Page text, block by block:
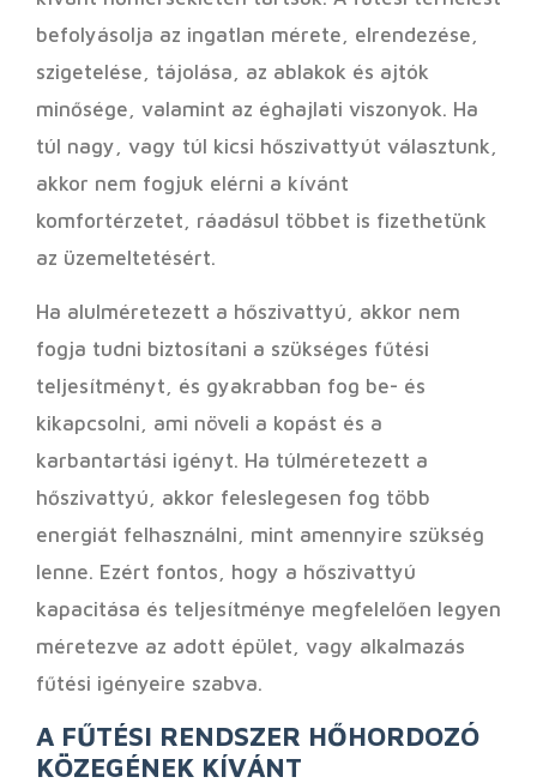
befolyásolja az ingatlan mérete, elrendezése,
szigetelése, tájolása, az ablakok és ajtók
minősége, valamint az éghajlati viszonyok. Ha
túl nagy, vagy túl kicsi hőszivattyút választunk,
akkor nem fogjuk elérni a kívánt
komfortérzetet, ráadásul többet is fizethetünk
az üzemeltetésért.
Ha alulméretezett a hőszivattyú, akkor nem
fogja tudni biztosítani a szükséges fűtési
teljesítményt, és gyakrabban fog be- és
kikapcsolni, ami növeli a kopást és a
karbantartási igényt. Ha túlméretezett a
hőszivattyú, akkor feleslegesen fog több
energiát felhasználni, mint amennyire szükség
lenne. Ezért fontos, hogy a hőszivattyú
kapacitása és teljesítménye megfelelően legyen
méretezve az adott épület, vagy alkalmazás
fűtési igényeire szabva.
A FŰTÉSI RENDSZER HŐHORDOZÓ
KÖZEGÉNEK KÍVÁNT